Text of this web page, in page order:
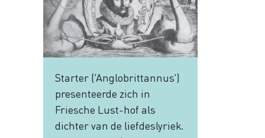
Starter (‘Anglobrittannus’)
presenteerde zich in
Friesche Lust-hof als
dichter van de liefdeslyriek.